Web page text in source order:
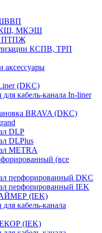
МКЭШ
ПТПЖ
КСПВ, ТРП
аксессуары
(DKC)
для кабель-канала In-liner
BRAVA (DKC)
DLP
DLPlus
METRA
(все
перфорированный DKC
перфорированный IEK
(IEK)
кабель-канала
(IEK)